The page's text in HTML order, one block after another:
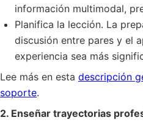
información multimodal,
Planifica la lección. La
discusión entre pares y el
experiencia sea más
Lee más en esta descripción
soporte.
2. Enseñar trayectorias